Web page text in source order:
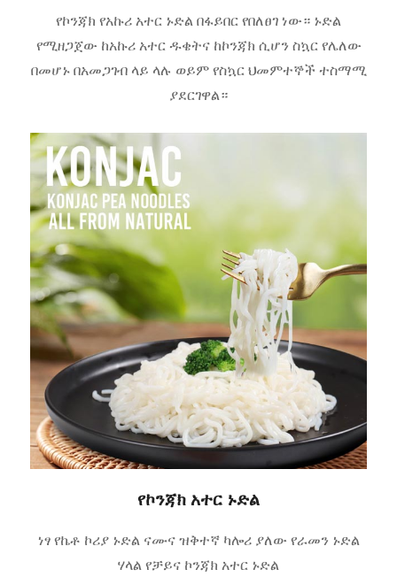
የኮንጃክ የአኩሪ አተር ኑድል በፋይበር የበለፀገ ነው። ኑድል
የሚዘጋጀው ከአኩሪ አተር ዱቄትና ከኮንጃክ ሲሆን ስኳር የሌለው
በመሆኑ በአመጋገብ ላይ ላሉ ወይም የስኳር ህመምተኞች ተስማሚ
ያደርገዋል።
የኮንጃክ አተር ኑድል
ነፃ የኬቶ ኮሪያ ኑድል ናሙና ዝቅተኛ ካሎሪ ያለው የራመን ኑድል
ሃላል የቻይና ኮንጃክ አተር ኑድል